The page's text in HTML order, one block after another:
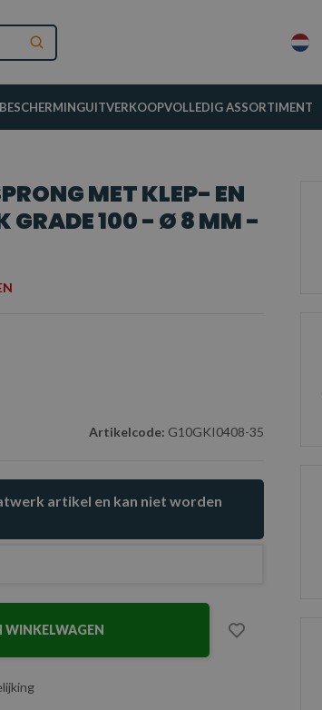
BESCHERMINGUITVERKOOPVOLLEDIG ASSORTIMENT
MET KLEP- EN
GRADE 100 - Ø 8 MM -
Artikelcode: G10GKI0408-35
artikel en kan niet worden
WINKELWAGEN